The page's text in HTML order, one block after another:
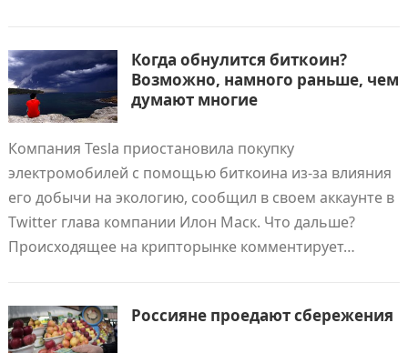
Когда обнулится биткоин?
Возможно, намного раньше, чем
думают многие
Компания Tesla приостановила покупку
электромобилей с помощью биткоина из-за влияния
его добычи на экологию, сообщил в своем аккаунте в
Twitter глава компании Илон Маск. Что дальше?
Происходящее на крипторынке комментирует…
Россияне проедают сбережения